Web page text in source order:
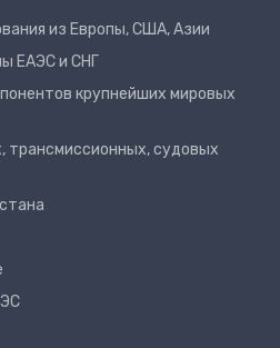
из Европы, США, Азии
ЕАЭС и СНГ
крупнейших мировых
трансмиссионных, судовых